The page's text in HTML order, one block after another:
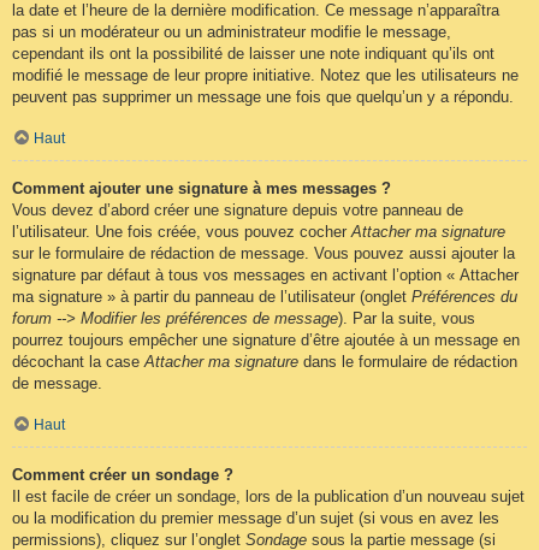
la date et l’heure de la dernière modification. Ce message n’apparaîtra
pas si un modérateur ou un administrateur modifie le message,
cependant ils ont la possibilité de laisser une note indiquant qu’ils ont
modifié le message de leur propre initiative. Notez que les utilisateurs ne
peuvent pas supprimer un message une fois que quelqu’un y a répondu.
Haut
Comment ajouter une signature à mes messages ?
Vous devez d’abord créer une signature depuis votre panneau de
l’utilisateur. Une fois créée, vous pouvez cocherAttacher ma signature
sur le formulaire de rédaction de message. Vous pouvez aussi ajouter la
signature par défaut à tous vos messages en activant l’option « Attacher
ma signature » à partir du panneau de l’utilisateur (onglet Préférences du
forum --> Modifier les préférences de message). Par la suite, vous
pourrez toujours empêcher une signature d’être ajoutée à un message en
décochant la caseAttacher ma signature dans le formulaire de rédaction
de message.
Haut
Comment créer un sondage ?
Il est facile de créer un sondage, lors de la publication d’un nouveau sujet
ou la modification du premier message d’un sujet (si vous en avez les
permissions), cliquez sur l’onglet Sondage sous la partie message (si